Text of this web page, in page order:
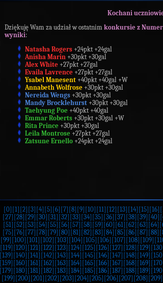
Kochani
Dziękuję Wam za udział w ostatnim konkursie z
wyniki:
Natasha Rogers +24pkt +24gal
Anisha Marin +30pkt +30gal
Alex White +27pkt +27gal
Evaila Lavrence +27pkt +27gal
Ysabel Manesent +40pkt +40gal +W
Annabeth Wolfrose +30pkt +30gal
Nereida Wengs +30pkt +30gal
Mandy Brocklehurst +30pkt +30gal
Taehyung Poe +40pkt +40gal
Emmar Roberts +30pkt +30gal +W
Rita Prince +30pkt +30gal
Leila Montrose +27pkt +27gal
Zatsune Ernello +24pkt +24gal
[0] [1] [2] [3] [4] [5] [6] [7] [8] [9] [10] [11] [12] [13] [14] [15] [16]
[27] [28] [29] [30] [31] [32] [33] [34] [35] [36] [37] [38] [39] [40]
[51] [52] [53] [54] [55] [56] [57] [58] [59] [60] [61] [62] [63] [64]
[75] [76] [77] [78] [79] [80] [81] [82] [83] [84] [85] [86] [87] [88]
[99] [100] [101] [102] [103] [104] [105] [106] [107] [108] [109]
[119] [120] [121] [122] [123] [124] [125] [126] [127] [128] [129]
[139] [140] [141] [142] [143] [144] [145] [146] [147] [148] [149]
[159] [160] [161] [162] [163] [164] [165] [166] [167] [168] [169]
[179] [180] [181] [182] [183] [184] [185] [186] [187] [188] [189]
[199] [200] [201] [202] [203] [204] [205] [206] [207] [208] [209]